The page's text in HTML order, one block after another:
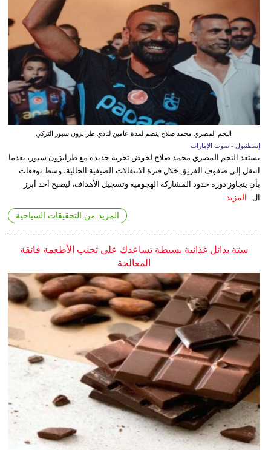
النجم المصري محمد صلاح ينضم لمدة عامين لنادي طرابزون سبور التركي
إسطنبول - صوت الإمارات
يستعد النجم المصري محمد صلاح لخوض تجربة جديدة مع طرابزون سبور، بعدما
انتقل إلى صفوف الفريق خلال فترة الانتقالات الصيفية الحالية، وسط توقعات
بأن يتجاوز دوره حدود المشاركة الهجومية وتسجيل الأهداف، ليصبح أحد أبرز
ال... المزيد
المزيد من التحقيقات السياحية
ستة بدائل غذائية بسيطة تساعدك على تجنب الأطعمة فائقة
المعالجة